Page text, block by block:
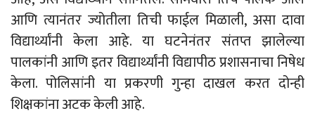
आणि त्यानंतर ज्योतीला तिची फाईल मिळाली, असा दावा
विद्यार्थ्यांनी केला आहे. या घटनेनंतर संतप्त झालेल्या
पालकांनी आणि इतर विद्यार्थ्यांनी विद्यापीठ प्रशासनाचा निषेध
केला. पोलिसांनी या प्रकरणी गुन्हा दाखल करत दोन्ही
शिक्षकांना अटक केली आहे.